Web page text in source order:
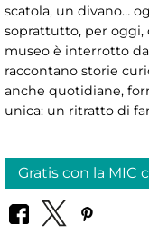
scatola, un divano…
soprattutto, per oggi,
museo è interrotto
raccontano storie
anche quotidiane,
unica: un ritratto di
Gratis con la MIC